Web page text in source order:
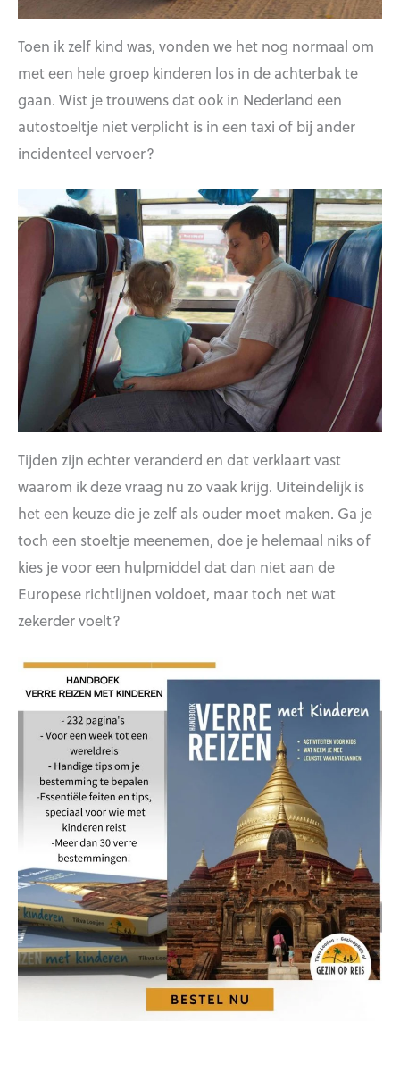
Toen ik zelf kind was, vonden we het nog normaal om
met een hele groep kinderen los in de achterbak te
gaan. Wist je trouwens dat ook in Nederland een
autostoeltje niet verplicht is in een taxi of bij ander
incidenteel vervoer?
Tijden zijn echter veranderd en dat verklaart vast
waarom ik deze vraag nu zo vaak krijg. Uiteindelijk is
het een keuze die je zelf als ouder moet maken. Ga je
toch een stoeltje meenemen, doe je helemaal niks of
kies je voor een hulpmiddel dat dan niet aan de
Europese richtlijnen voldoet, maar toch net wat
zekerder voelt?